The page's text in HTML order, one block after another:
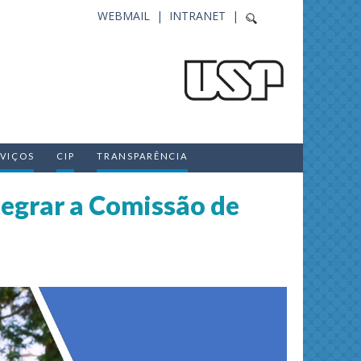
INTRANET |
WEBMAIL |
CIP TRANSPARÊNCIA
a Comissão de